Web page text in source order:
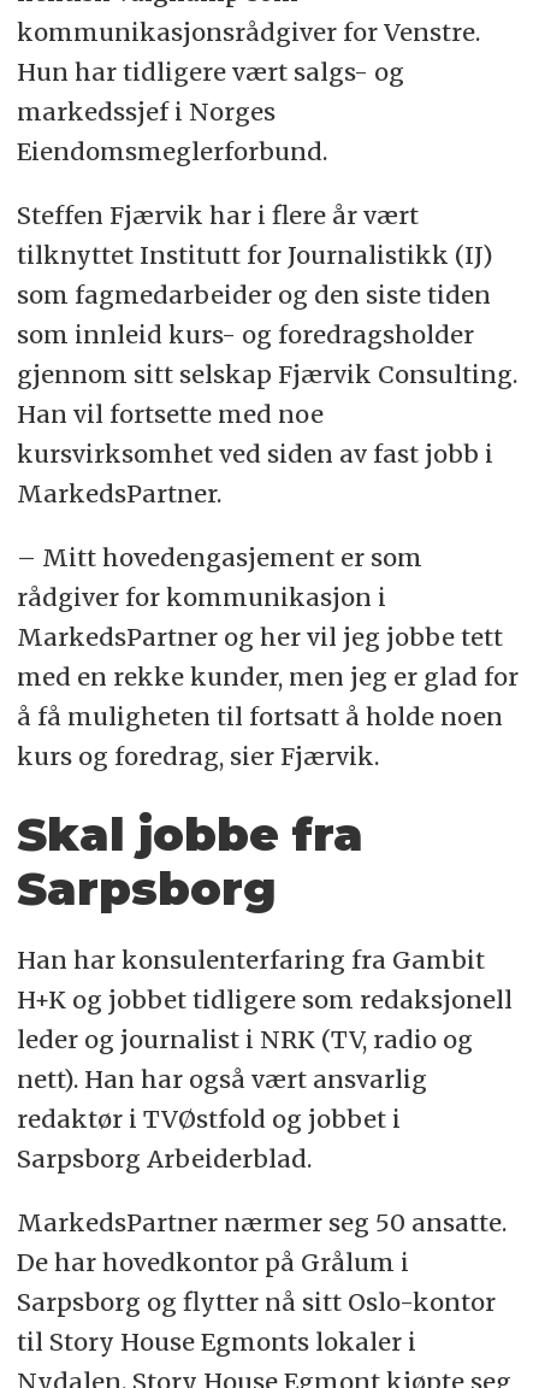
kommunikasjonsrådgiver for Venstre.
Hun har tidligere vært salgs- og
markedssjef i Norges
Eiendomsmeglerforbund.
Steffen Fjærvik har i flere år vært
tilknyttet Institutt for Journalistikk (IJ)
som fagmedarbeider og den siste tiden
som innleid kurs- og foredragsholder
gjennom sitt selskap Fjærvik Consulting.
Han vil fortsette med noe
kursvirksomhet ved siden av fast jobb i
MarkedsPartner.
– Mitt hovedengasjement er som
rådgiver for kommunikasjon i
MarkedsPartner og her vil jeg jobbe tett
med en rekke kunder, men jeg er glad for
å få muligheten til fortsatt å holde noen
kurs og foredrag, sier Fjærvik.
Skal jobbe fra
Sarpsborg
Han har konsulenterfaring fra Gambit
H+K og jobbet tidligere som redaksjonell
leder og journalist i NRK (TV, radio og
nett). Han har også vært ansvarlig
redaktør i TVØstfold og jobbet i
Sarpsborg Arbeiderblad.
MarkedsPartner nærmer seg 50 ansatte.
De har hovedkontor på Grålum i
Sarpsborg og flytter nå sitt Oslo-kontor
til Story House Egmonts lokaler i
Nydalen. Story House Egmont kjøpte seg